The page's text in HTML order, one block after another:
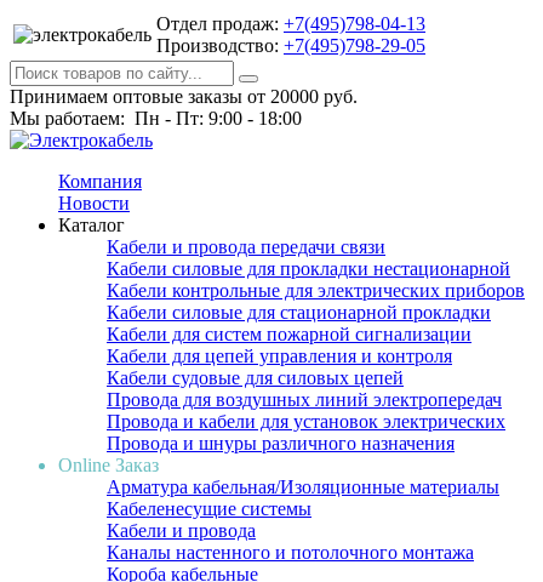
Отдел продаж: +7(495)798-04-13
Производство: +7(495)798-29-05
Принимаем оптовые заказы от 20000 руб.
Мы работаем: Пн - Пт: 9:00 - 18:00
Компания
Новости
Каталог
Кабели и провода передачи связи
Кабели силовые для прокладки нестационарной
Кабели контрольные для электрических приборов
Кабели силовые для стационарной прокладки
Кабели для систем пожарной сигнализации
Кабели для цепей управления и контроля
Кабели судовые для силовых цепей
Провода для воздушных линий электропередач
Провода и кабели для установок электрических
Провода и шнуры различного назначения
Online Заказ
Арматура кабельная/Изоляционные материалы
Кабеленесущие системы
Кабели и провода
Каналы настенного и потолочного монтажа
Короба кабельные